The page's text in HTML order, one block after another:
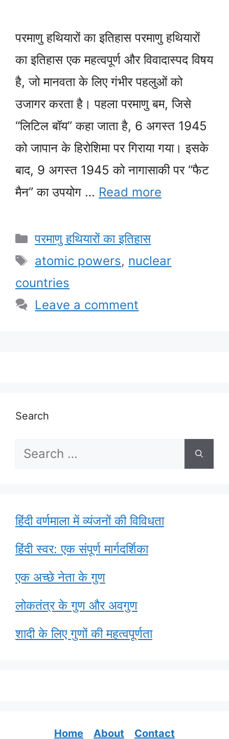
परमाणु हथियारों का इतिहास परमाणु हथियारों
का इतिहास एक महत्वपूर्ण और विवादास्पद विषय
है, जो मानवता के लिए गंभीर पहलुओं को
उजागर करता है। पहला परमाणु बम, जिसे
“लिटिल बॉय” कहा जाता है, 6 अगस्त 1945
को जापान के हिरोशिमा पर गिराया गया। इसके
बाद, 9 अगस्त 1945 को नागासाकी पर “फैट
मैन” का उपयोग … Read more
Categories
परमाणु हथियारों का इतिहास
Tags
atomic powers, nuclear
countries
Leave a comment
Search
Search
हिंदी वर्णमाला में व्यंजनों की विविधता
हिंदी स्वर: एक संपूर्ण मार्गदर्शिका
एक अच्छे नेता के गुण
लोकतंत्र के गुण और अवगुण
शादी के लिए गुणों की महत्वपूर्णता
Home About Contact